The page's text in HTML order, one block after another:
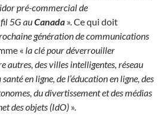
pré-commercial de
5G auCanada ». Ce qui doit
génération de communications
« la clé pour déverrouiller
autres, des villes intelligentes, réseau
en ligne, de l’éducation en ligne, des
du divertissement et des médias
des objets (IdO) ».